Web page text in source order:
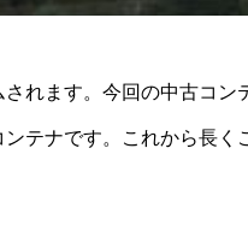
れます。今回の中古コ
テナです。これから長く